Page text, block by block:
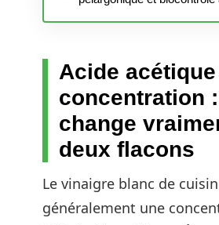
Acide
concentration
change
deux flacons
Le vinaigre blanc de
généralement une